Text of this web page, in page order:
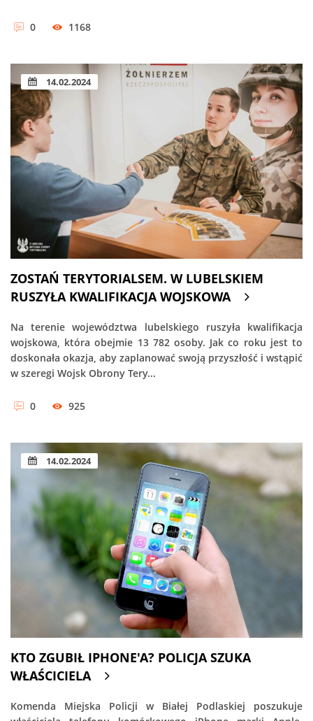
0 1168
14.02.2024
ZOSTAŃ TERYTORIALSEM. W LUBELSKIEM
RUSZYŁA KWALIFIKACJA WOJSKOWA
Na terenie województwa lubelskiego ruszyła kwalifikacja
wojskowa, która obejmie 13 782 osoby. Jak co roku jest to
doskonała okazja, aby zaplanować swoją przyszłość i wstąpić
w szeregi Wojsk Obrony Tery...
0 925
14.02.2024
KTO ZGUBIŁ IPHONE'A? POLICJA SZUKA
WŁAŚCICIELA
Komenda Miejska Policji w Białej Podlaskiej poszukuje